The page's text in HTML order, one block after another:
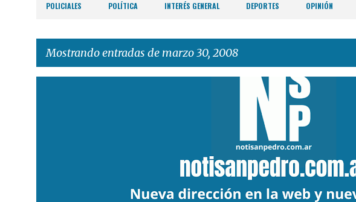
POLICIALES POLÍTICA INTERÉS GENERAL DEPORTES OPINIÓN
Mostrando entradas de marzo 30, 2008